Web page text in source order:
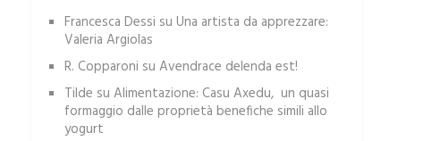
Francesca Dessi su Una artista da apprezzare:
Valeria Argiolas
R. Copparoni su Avendrace delenda est!
Tilde su Alimentazione: Casu Axedu, un quasi
formaggio dalle proprietà benefiche simili allo
yogurt